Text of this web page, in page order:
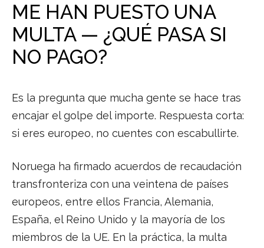
ME HAN PUESTO UNA
MULTA — ¿QUÉ PASA SI
NO PAGO?
Es la pregunta que mucha gente se hace tras
encajar el golpe del importe. Respuesta corta:
si eres europeo, no cuentes con escabullirte.
Noruega ha firmado acuerdos de recaudación
transfronteriza con una veintena de países
europeos, entre ellos Francia, Alemania,
España, el Reino Unido y la mayoría de los
miembros de la UE. En la práctica, la multa